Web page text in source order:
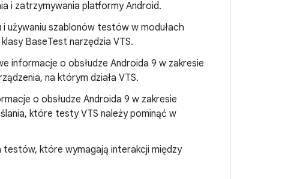
i zatrzymywania platformy Android.
używaniu szablonów testów w modułach
BaseTest narzędzia VTS.
informacje o obsłudze Androida 9 w zakresie
na którym działa VTS.
o obsłudze Androida 9 w zakresie
które testy VTS należy pominąć w
testów, które wymagają interakcji między